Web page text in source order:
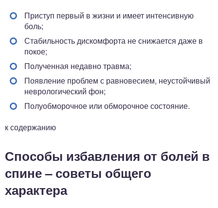
Приступ первый в жизни и имеет интенсивную
боль;
Стабильность дискомфорта не снижается даже в
покое;
Полученная недавно травма;
Появление проблем с равновесием, неустойчивый
неврологический фон;
Полуобморочное или обморочное состояние.
к содержанию
Способы избавления от болей в
спине – советы общего
характера